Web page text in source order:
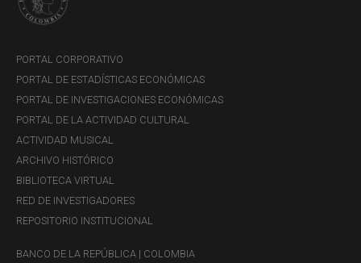
PORTAL CORPORATIVO
PORTAL DE ESTADÍSTICAS ECONÓMICAS
PORTAL DE INVESTIGACIONES ECONÓMICAS
PORTAL DE LA ACTIVIDAD CULTURAL
ACTIVIDAD MUSICAL
ARCHIVO HISTÓRICO
BIBLIOTECA VIRTUAL
RED DE INVESTIGADORES
REPOSITORIO INSTITUCIONAL
BANCO DE LA REPÚBLICA | COLOMBIA